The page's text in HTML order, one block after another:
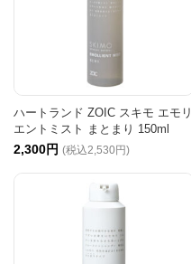
ハートランド ZOIC スキモ エモリ
エントミスト まとまり 150ml
2,300円 (税込2,530円)